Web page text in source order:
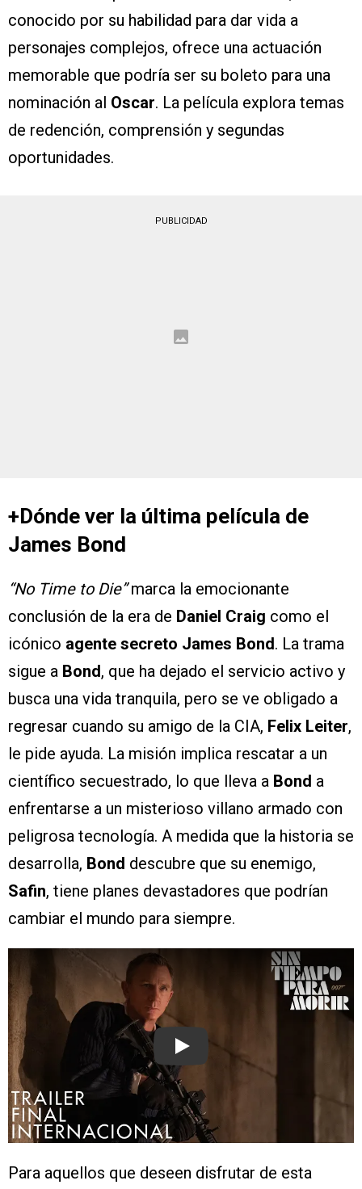
conocido por su habilidad para dar vida a
personajes complejos, ofrece una actuación
memorable que podría ser su boleto para una
nominación al Oscar. La película explora temas
de redención, comprensión y segundas
oportunidades.
PUBLICIDAD
+Dónde ver la última película de
James Bond
“No Time to Die”marca la emocionante
conclusión de la era de Daniel Craig como el
icónico agente secreto James Bond. La trama
sigue a Bond, que ha dejado el servicio activo y
busca una vida tranquila, pero se ve obligado a
regresar cuando su amigo de la CIA, Felix Leiter,
le pide ayuda. La misión implica rescatar a un
científico secuestrado, lo que lleva a Bond a
enfrentarse a un misterioso villano armado con
peligrosa tecnología. A medida que la historia se
desarrolla, Bond descubre que su enemigo,
Safin, tiene planes devastadores que podrían
cambiar el mundo para siempre.
Play
Para aquellos que deseen disfrutar de esta